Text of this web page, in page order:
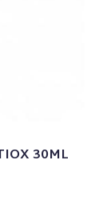
30ML